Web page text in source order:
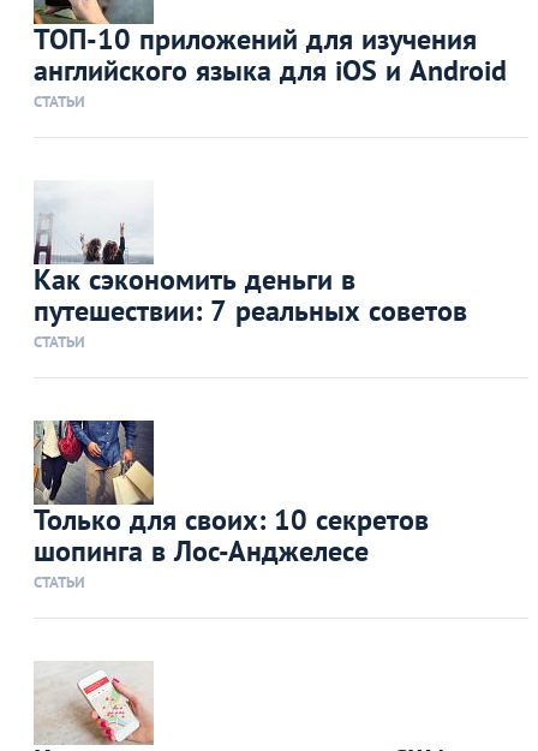
ТОП-10 приложений для изучения
английского языка для iOS и Android
СТАТЬИ
Как сэкономить деньги в
путешествии: 7 реальных советов
СТАТЬИ
Только для своих: 10 секретов
шопинга в Лос-Анджелесе
СТАТЬИ